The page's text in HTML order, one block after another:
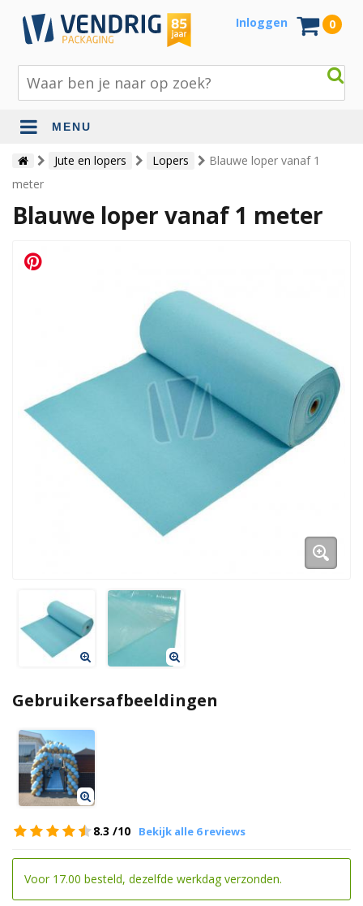
Inloggen 0
MENU
Beschermingsmateriaal
Bouw- en tuinmaterialen
Inpak - en verzendmaterialen
Jute en lopers
Duurzame verpakkingen
Bedrukte verpakkingen
Jute en lopers Lopers
Blauwe loper vanaf 1
meter
Blauwe loper vanaf 1 meter
Gebruikersafbeeldingen
8.3 /10 Bekijk alle 6 reviews
Voor 17.00 besteld, dezelfde werkdag verzonden.